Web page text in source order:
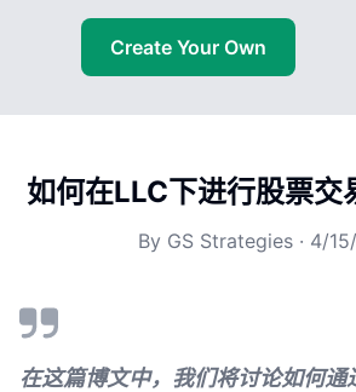
Create Your Own
如何在LLC下进行股票交
By GS Strategies· 4/
在这篇博文中，我们将讨论如何通